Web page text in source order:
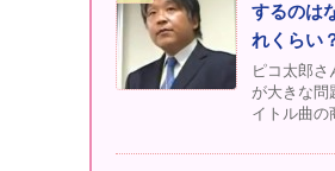
するのは
れくらい
ピコ太郎さ
が大きな問
イトル曲の